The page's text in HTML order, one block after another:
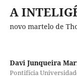
A
novo martelo de
Davi Junqueira
Pontifícia